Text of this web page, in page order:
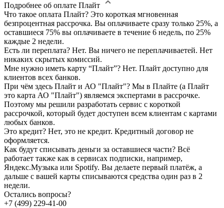
Подробнее об оплате Плайт
Что такое оплата Плайт? Это короткая мгновенная
безпроцентная рассрочка. Вы оплачиваете сразу только 25%, а
оставшиеся 75% вы оплачиваете в течение 6 недель, по 25%
каждые 2 недели.
Есть ли переплата? Нет. Вы ничего не переплачиваетей. Нет
никаких скрытых комиссий.
Мне нужно иметь карту “Плайт”? Нет. Плайт доступно для
клиентов всех банков.
При чём здесь Плайт и АО "Плайт"? Мы в Плайте (а Плайт
это карта АО "Плайт") являемся экспертами в рассрочке.
Поэтому мы решили разработать сервис с короткой
рассрочкой, который будет доступен всем клиентам с картами
любых банков.
Это кредит? Нет, это не кредит. Кредитный договор не
оформляется.
Как будут списывать деньги за оставшиеся части? Всё
работает также как в сервисах подписки, например,
Яндекс.Музыка или Spotify. Вы делаете первый платёж, а
дальше с вашей карты списываются средства один раз в 2
недели.
Остались вопросы?
+7 (499) 229-41-00